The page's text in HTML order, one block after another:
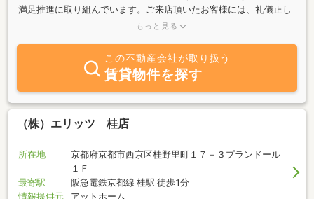
満足推進に取り組んでいます。ご来店頂いたお客様には、礼儀正し
く、誠心誠意、気にいったお部屋がみつかるまで全力で手伝いをさ
すので、ニーズに合った物件をご紹介させていただきます。西京
区、向日市、長岡京市、大山崎、亀岡市で賃貸マンション・アパー
ト・貸家をお探しなら、アパマンショップ桂店へ！活気あふれるス
タッフが皆様のご来店をお待ちしております。当店横に敷地内駐車
場もございますのでお車でお越しいただいても大丈夫です。また当
店にはキッズスペースもございますので、小さなお子様も安心して
もっと見る
この不動産会社が取り扱う
賃貸物件を探す
（株）エリッツ 桂店
所在地
京都府京都市西京区桂野里町１７－３プランドール
１Ｆ
最寄駅
阪急電鉄京都線 桂駅 徒歩1分
情報提供元
アットホーム